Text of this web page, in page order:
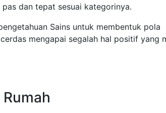
dan tepat sesuai kategorinya.
Sains untuk membentuk pola
mengapai segalah hal positif yang